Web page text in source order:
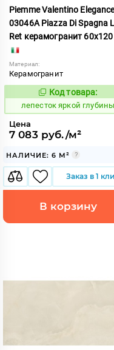
Piemme Valentino
03046A Piazza Di Spagna
Ret керамогранит 60x120
Материал:
Керамогранит
866392
Код товара:
лепесток яркой глубины
Цена
7 083 руб./м²
НАЛИЧИЕ: 6 М²
Заказ в 1
В корзину